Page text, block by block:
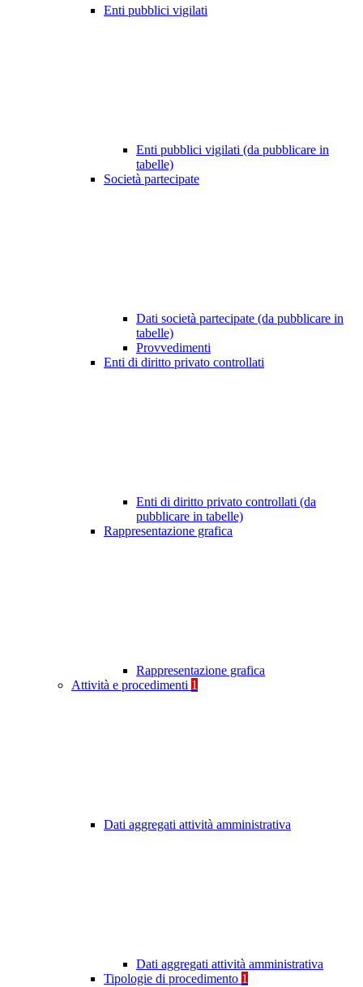
Enti pubblici vigilati
Enti pubblici vigilati (da pubblicare in
tabelle)
Società partecipate
Dati società partecipate (da pubblicare in
tabelle)
Provvedimenti
Enti di diritto privato controllati
Enti di diritto privato controllati (da
pubblicare in tabelle)
Rappresentazione grafica
Rappresentazione grafica
Attività e procedimenti 1
Dati aggregati attività amministrativa
Dati aggregati attività amministrativa
Tipologie di procedimento 1